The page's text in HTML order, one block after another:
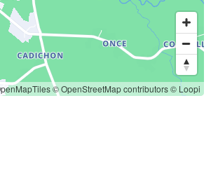
© OpenStreetMap contributors© Loopi